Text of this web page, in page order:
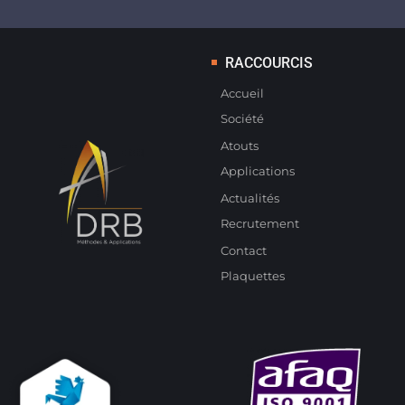
RACCOURCIS
Accueil
Société
Atouts
Applications
Actualités
Recrutement
Contact
Plaquettes